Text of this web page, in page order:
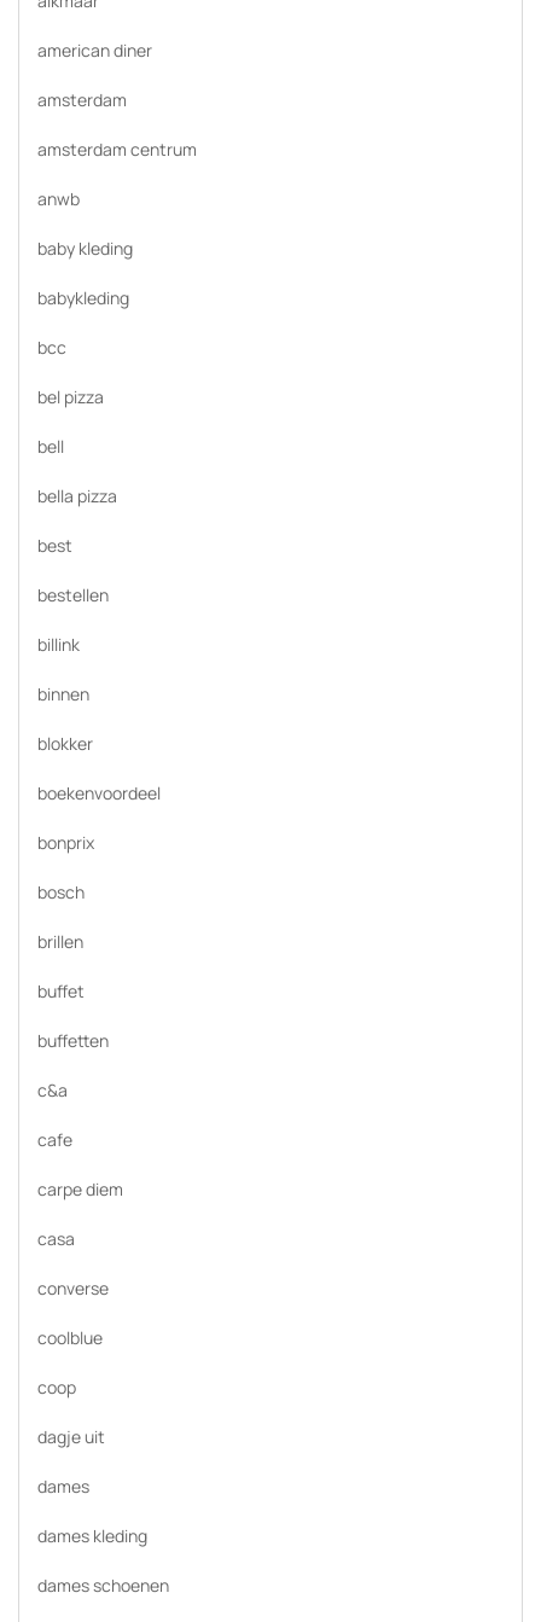
american diner
amsterdam
amsterdam centrum
anwb
baby kleding
babykleding
bcc
bel pizza
bell
bella pizza
best
bestellen
billink
binnen
blokker
boekenvoordeel
bonprix
bosch
brillen
buffet
buffetten
c&a
cafe
carpe diem
casa
converse
coolblue
coop
dagje uit
dames
dames kleding
dames schoenen